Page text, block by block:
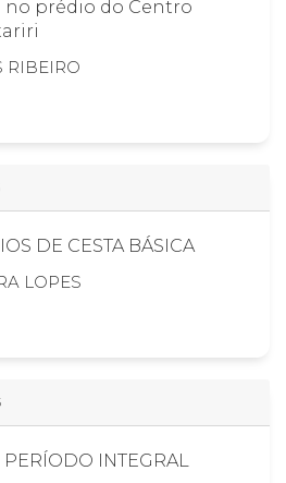
no prédio do Centro
RIBEIRO
DE CESTA BÁSICA
LOPES
INTEGRAL